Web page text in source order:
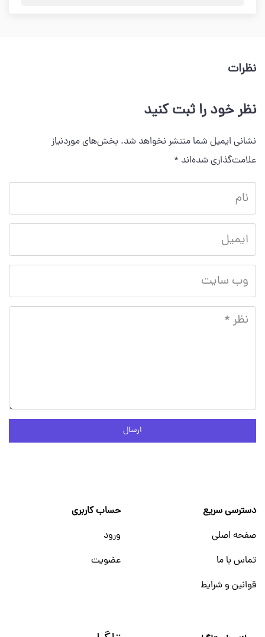
نظرات
نظر خود را ثبت کنید
نشانی ایمیل شما منتشر نخواهد شد. بخش‌های موردنیاز
علامت‌گذاری شده‌اند *
ارسال
دسترسی سریع
صفحه اصلی
تماس با ما
قوانین و شرایط
حساب کاربری
ورود
عضویت